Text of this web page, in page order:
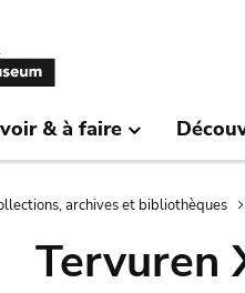
& à faire
archives et bibliothèques
Tervuren